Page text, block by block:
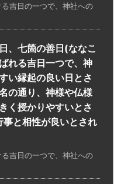
吉日の一つで、神社への
、七箇の善日(ななこ
れる吉日一つで、神
い縁起の良い日とさ
の通り、神様や仏様
く授かりやすいとさ
と相性が良いとされ
吉日の一つで、神社への